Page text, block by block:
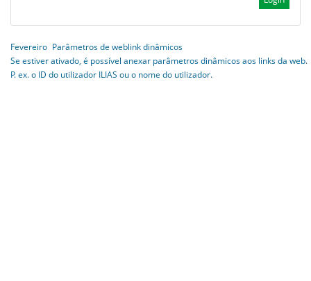
Fevereiro Parâmetros de weblink dinâmicos
Se estiver ativado, é possível anexar parâmetros dinâmicos aos links da web.
P. ex. o ID do utilizador ILIAS ou o nome do utilizador.